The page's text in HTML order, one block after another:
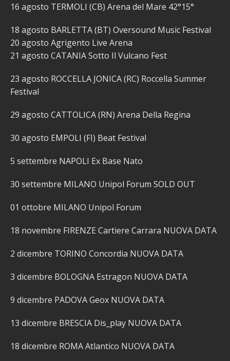
16 agosto TERMOLI (CB) Arena del Mare 42°15°
18 agosto BARLETTA (BT) Oversound Music Festival
20 agosto Agrigento Live Arena
21 agosto CATANIA Sotto Il Vulcano Fest
23 agosto ROCCELLA JONICA (RC) Roccella Summer
Festival
29 agosto CATTOLICA (RN) Arena Della Regina
30 agosto EMPOLI (FI) Beat Festival
5 settembre NAPOLI Ex Base Nato
30 settembre MILANO Unipol Forum SOLD OUT
01 ottobre MILANO Unipol Forum
18 novembre FIRENZE Cartiere Carrara NUOVA DATA
2 dicembre TORINO Concordia NUOVA DATA
3 dicembre BOLOGNA Estragon NUOVA DATA
9 dicembre PADOVA Geox NUOVA DATA
13 dicembre BRESCIA Dis_play NUOVA DATA
18 dicembre ROMA Atlantico NUOVA DATA